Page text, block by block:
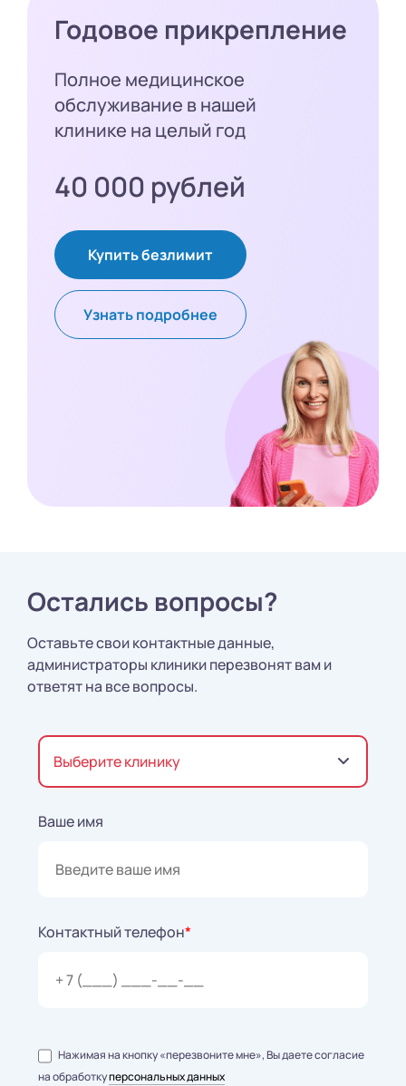
Годовое прикрепление
Полное медицинское
обслуживание в нашей
клинике на целый год
40 000 рублей
Купить безлимит
Узнать подробнее
Остались вопросы?
Оставьте свои контактные данные,
администраторы клиники перезвонят вам и
ответят на все вопросы.
Выберите клинику
Ваше имя
Контактный телефон*
Нажимая на кнопку «перезвоните мне», Вы даете согласие
на обработкуперсональных данных